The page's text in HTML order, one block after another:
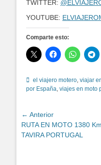
TWITTER:
YOUTUBE:
Comparte esto:
Etiquetas
el viajero motero, viajar
por España, viajes en moto
Navegación
de
entradas
← Anterior
Entrada
anterior:
RUTA EN MOTO 1380 Km
TAVIRA PORTUGAL